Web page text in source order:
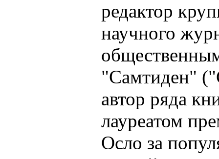
редактор
научного
"Самтиден"
автор ряда
лауреатом
Осло за